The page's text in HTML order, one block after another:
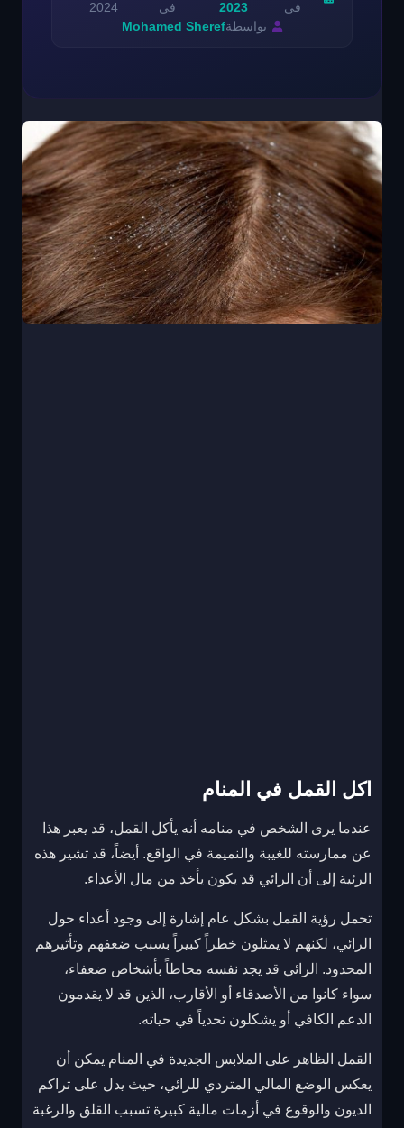
في
2023
في
2024
بواسطةMohamed Sheref
اكل القمل في المنام
عندما يرى الشخص في منامه أنه يأكل القمل، قد يعبر هذا
عن ممارسته للغيبة والنميمة في الواقع. أيضاً، قد تشير هذه
الرئية إلى أن الرائي قد يكون يأخذ من مال الأعداء.
تحمل رؤية القمل بشكل عام إشارة إلى وجود أعداء حول
الرائي، لكنهم لا يمثلون خطراً كبيراً بسبب ضعفهم وتأثيرهم
المحدود. الرائي قد يجد نفسه محاطاً بأشخاص ضعفاء،
سواء كانوا من الأصدقاء أو الأقارب، الذين قد لا يقدمون
الدعم الكافي أو يشكلون تحدياً في حياته.
القمل الظاهر على الملابس الجديدة في المنام يمكن أن
يعكس الوضع المالي المتردي للرائي، حيث يدل على تراكم
الديون والوقوع في أزمات مالية كبيرة تسبب القلق والرغبة